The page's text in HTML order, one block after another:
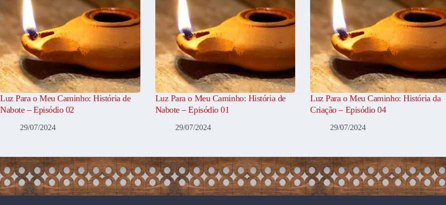
Luz Para o Meu Caminho: História de
Nabote – Episódio 02
29/07/2024
Luz Para o Meu Caminho: História de
Nabote – Episódio 01
29/07/2024
Luz Para o Meu Caminho: História da
Criação – Episódio 04
29/07/2024